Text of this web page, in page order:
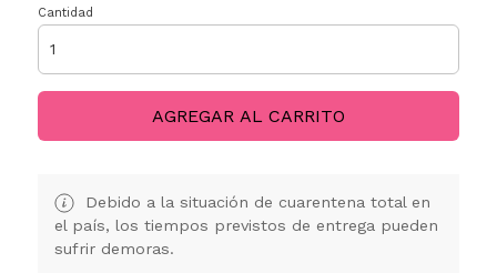
Cantidad
AGREGAR AL CARRITO
Debido a la situación de cuarentena total en
el país, los tiempos previstos de entrega pueden
sufrir demoras.